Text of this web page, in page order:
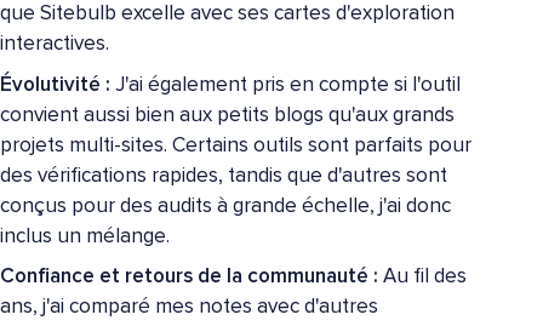
que Sitebulb excelle avec ses cartes d'exploration
interactives.
Évolutivité : J'ai également pris en compte si l'outil
convient aussi bien aux petits blogs qu'aux grands
projets multi-sites. Certains outils sont parfaits pour
des vérifications rapides, tandis que d'autres sont
conçus pour des audits à grande échelle, j'ai donc
inclus un mélange.
Confiance et retours de la communauté : Au fil des
ans, j'ai comparé mes notes avec d'autres